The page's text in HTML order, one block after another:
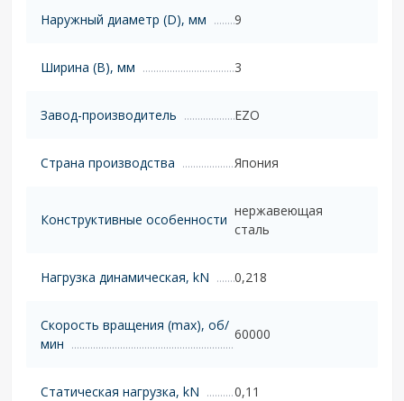
Наружный диаметр (D), мм 9
Ширина (B), мм 3
Завод-производитель EZO
Страна производства Япония
Конструктивные особенности
нержавеющая
сталь
Нагрузка динамическая, kN 0,218
Скорость вращения (max), об/
мин
60000
Статическая нагрузка, kN 0,11